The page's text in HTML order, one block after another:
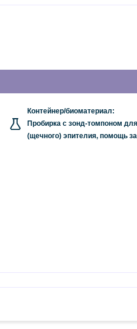
Контейнер/биоматериал:
Пробирка с зонд-томпоном
(щечного) эпителия, помощь